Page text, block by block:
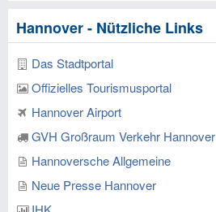
Hannover - Nützliche Links
Das Stadtportal
Offizielles Tourismusportal
Hannover Airport
GVH Großraum Verkehr Hannover
Hannoversche Allgemeine
Neue Presse Hannover